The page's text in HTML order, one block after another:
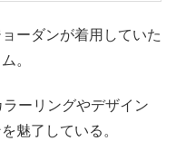
ーダンが着用していた
。
ーリングやデザイン
魅了している。